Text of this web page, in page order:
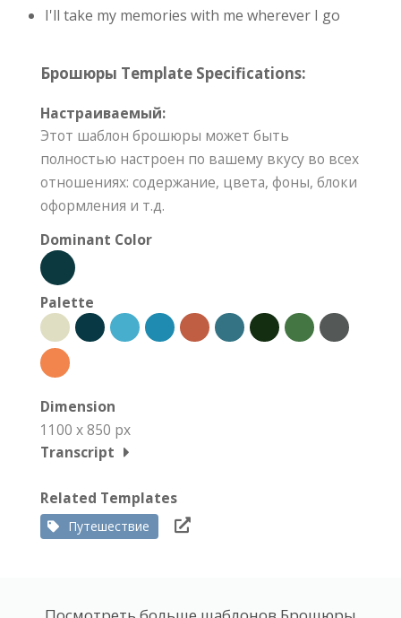
I'll take my memories with me wherever I go
Брошюры Template Specifications:
Настраиваемый:
Этот шаблон брошюры может быть
полностью настроен по вашему вкусу во всех
отношениях: содержание, цвета, фоны, блоки
оформления и т.д.
Dominant Color
Palette
Dimension
1100 x 850 px
Transcript
Related Templates
Путешествие